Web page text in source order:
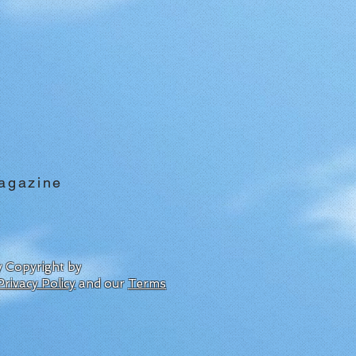
Copyright by
Policyand ourTerms